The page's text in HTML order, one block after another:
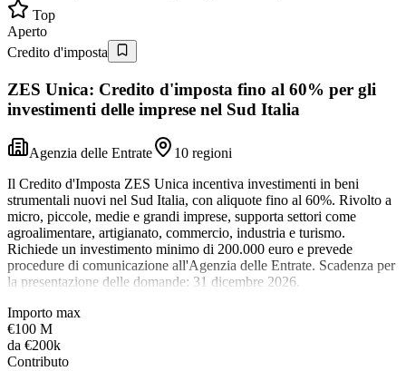
Top
Aperto
Credito d'imposta
ZES Unica: Credito d'imposta fino al 60% per gli
investimenti delle imprese nel Sud Italia
Agenzia delle Entrate
10 regioni
Il Credito d'Imposta ZES Unica incentiva investimenti in beni
strumentali nuovi nel Sud Italia, con aliquote fino al 60%. Rivolto a
micro, piccole, medie e grandi imprese, supporta settori come
agroalimentare, artigianato, commercio, industria e turismo.
Richiede un investimento minimo di 200.000 euro e prevede
procedure di comunicazione all'Agenzia delle Entrate. Scadenza per
la presentazione delle domande: 31 dicembre 2026.
Importo max
€100 M
da €200k
Contributo